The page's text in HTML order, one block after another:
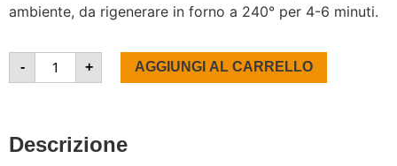
ambiente, da rigenerare in forno a 240° per 4-6 minuti.
- + AGGIUNGI AL CARRELLO
Descrizione